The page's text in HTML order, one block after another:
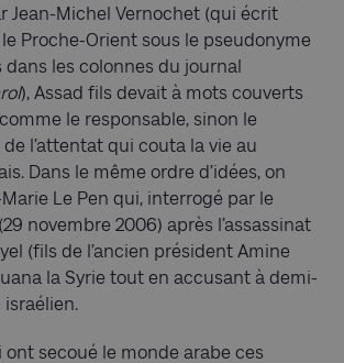
Jean-Michel Vernochet (qui écrit
Proche-Orient sous le pseudonyme
dans les colonnes du journal
), Assad fils devait à mots couverts
le responsable, sinon le
l’attentat qui couta la vie au
Dans le même ordre d’idées, on
Le Pen qui, interrogé par le
novembre 2006) après l’assassinat
(fils de l’ancien président Amine
la Syrie tout en accusant à demi-
israélien.
ont secoué le monde arabe ces